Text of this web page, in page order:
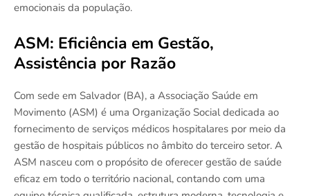
emocionais da população.
ASM: Eficiência em Gestão,
Assistência por Razão
Com sede em Salvador (BA), a Associação Saúde em
Movimento (ASM) é uma Organização Social dedicada ao
fornecimento de serviços médicos hospitalares por meio da
gestão de hospitais públicos no âmbito do terceiro setor. A
ASM nasceu com o propósito de oferecer gestão de saúde
eficaz em todo o território nacional, contando com uma